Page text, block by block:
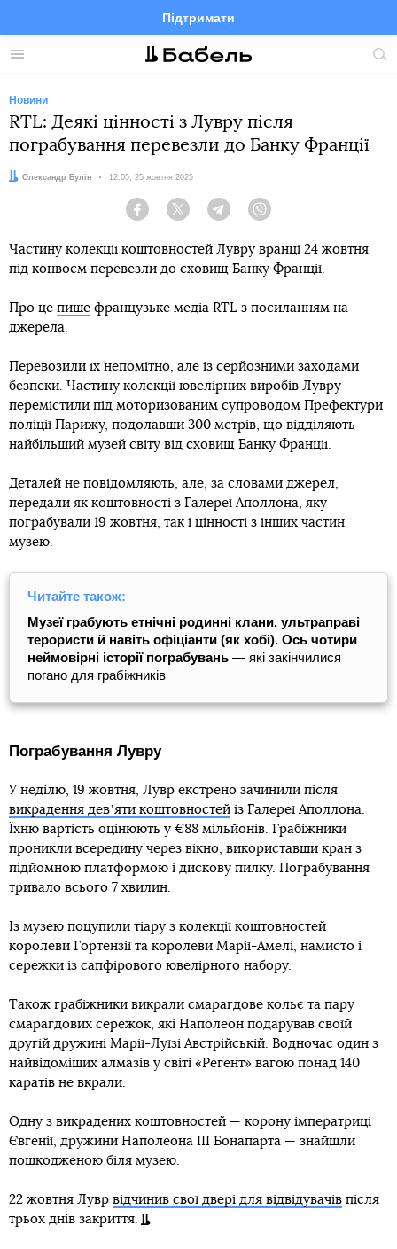
Меню
Підтримати
FacebookTelegramTwitter
Новини
RTL: Деякі цінності з Лувру після
пограбування перевезли до Банку Франції
Автор:
Олександр Булін Дата:
12:05, 25 жовтня 2025
Facebook Twitter Telegram
Частину колекції коштовностей Лувру вранці 24 жовтня
під конвоєм перевезли до сховищ Банку Франції.
Про це пише французьке медіа RTL з посиланням на
джерела.
Перевозили їх непомітно, але із серйозними заходами
безпеки. Частину колекції ювелірних виробів Лувру
перемістили під моторизованим супроводом Префектури
поліції Парижу, подолавши 300 метрів, що відділяють
найбільший музей світу від сховищ Банку Франції.
Деталей не повідомляють, але, за словами джерел,
передали як коштовності з Галереї Аполлона, яку
пограбували 19 жовтня, так і цінності з інших частин
музею.
Читайте також:
Музеї грабують етнічні родинні клани, ультраправі
терористи й навіть офіціанти (як хобі). Ось чотири
неймовірні історії пограбувань — які закінчилися
погано для грабіжників
Пограбування Лувру
У неділю, 19 жовтня, Лувр екстрено зачинили після
викрадення девʼяти коштовностей із Галереї Аполлона.
Їхню вартість оцінюють у €88 мільйонів. Грабіжники
проникли всередину через вікно, використавши кран з
підйомною платформою і дискову пилку. Пограбування
тривало всього 7 хвилин.
Із музею поцупили тіару з колекції коштовностей
королеви Гортензії та королеви Марії-Амелі, намисто і
сережки із сапфірового ювелірного набору.
Також грабіжники викрали смарагдове кольє та пару
смарагдових сережок, які Наполеон подарував своїй
другій дружині Марії-Луїзі Австрійській. Водночас один з
найвідоміших алмазів у світі «Регент» вагою понад 140
каратів не вкрали.
Одну з викрадених коштовностей — корону імператриці
Євгенії, дружини Наполеона III Бонапарта — знайшли
пошкодженою біля музею.
22 жовтня Лувр відчинив свої двері для відвідувачів після
трьох днів закриття.